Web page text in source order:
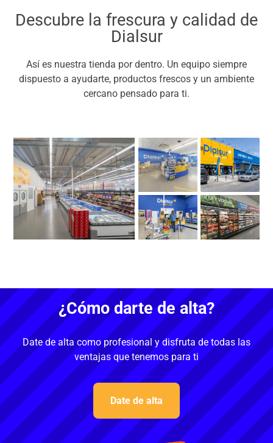
Descubre la frescura y calidad de
Dialsur
Así es nuestra tienda por dentro. Un equipo siempre
dispuesto a ayudarte, productos frescos y un ambiente
cercano pensado para ti.
¿Cómo darte de alta?
Date de alta como profesional y disfruta de todas las
ventajas que tenemos para ti
Date de alta